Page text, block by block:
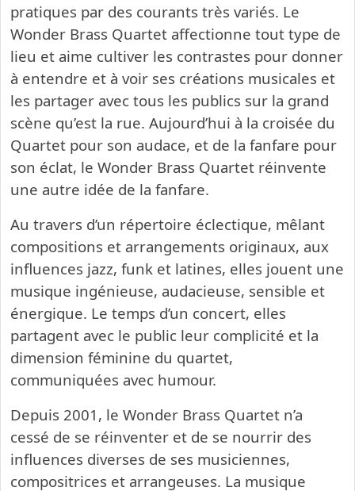
pratiques par des courants très variés. Le
Wonder Brass Quartet affectionne tout type de
lieu et aime cultiver les contrastes pour donner
à entendre et à voir ses créations musicales et
les partager avec tous les publics sur la grand
scène qu’est la rue. Aujourd’hui à la croisée du
Quartet pour son audace, et de la fanfare pour
son éclat, le Wonder Brass Quartet réinvente
une autre idée de la fanfare.
Au travers d’un répertoire éclectique, mêlant
compositions et arrangements originaux, aux
influences jazz, funk et latines, elles jouent une
musique ingénieuse, audacieuse, sensible et
énergique. Le temps d’un concert, elles
partagent avec le public leur complicité et la
dimension féminine du quartet,
communiquées avec humour.
Depuis 2001, le Wonder Brass Quartet n’a
cessé de se réinventer et de se nourrir des
influences diverses de ses musiciennes,
compositrices et arrangeuses. La musique